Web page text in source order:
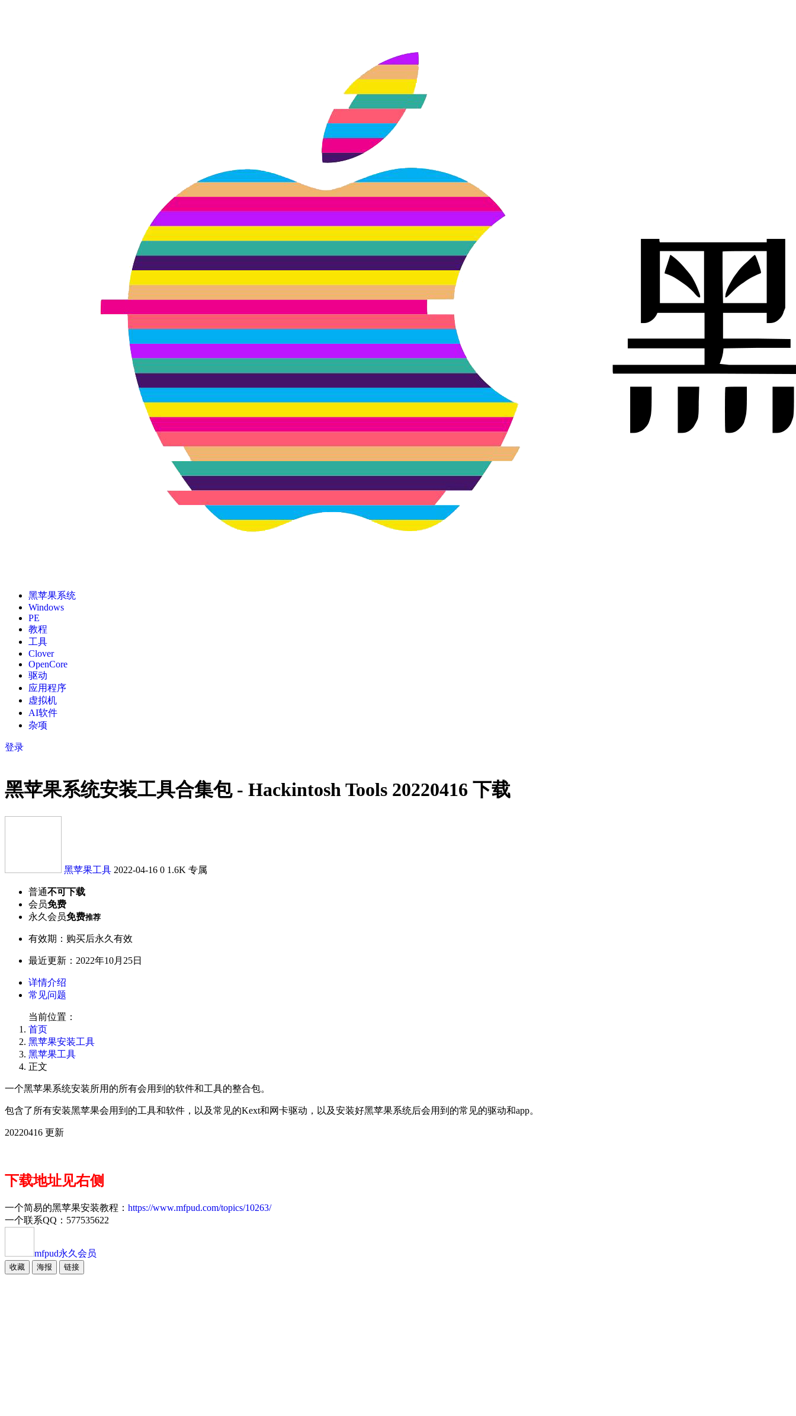
黑苹果系统
Windows
PE
教程
工具
Clover
OpenCore
驱动
应用程序
虚拟机
AI软件
杂项
登录
黑苹果系统安装工具合集包 - Hackintosh Tools 20220416 下载
黑苹果工具 2022-04-16 0 1.6K 专属
普通不可下载
会员免费
永久会员免费推荐
有效期：购买后永久有效
最近更新：2022年10月25日
详情介绍
常见问题
当前位置：
首页
黑苹果安装工具
黑苹果工具
正文
一个黑苹果系统安装所用的所有会用到的软件和工具的整合包。
包含了所有安装黑苹果会用到的工具和软件，以及常见的Kext和网卡驱动，以及安装好黑苹果系统后会用到的常见的驱动和app。
20220416 更新
下载地址见右侧
一个简易的黑苹果安装教程： https://www.mfpud.com/topics/10263/
一个联系QQ：577535622
mfpud永久会员
收藏 海报 链接